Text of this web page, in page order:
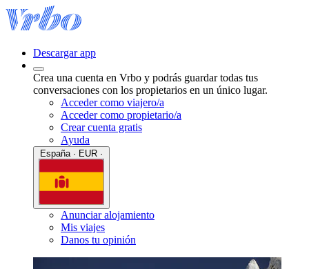
Descargar app
Crea una cuenta en Vrbo y podrás guardar todas tus
conversaciones con los propietarios en un único lugar.
Acceder como viajero/a
Acceder como propietario/a
Crear cuenta gratis
Ayuda
Anunciar alojamiento
Mis viajes
Danos tu opinión